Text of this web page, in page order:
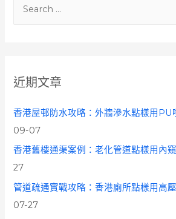
h
f
o
近期文章
香港屋邨防水攻略：外牆滲水點樣用PU
09-07
香港舊樓通渠案例：老化管道點樣用內
27
管道疏通實戰攻略：香港廁所點樣用高
07-27